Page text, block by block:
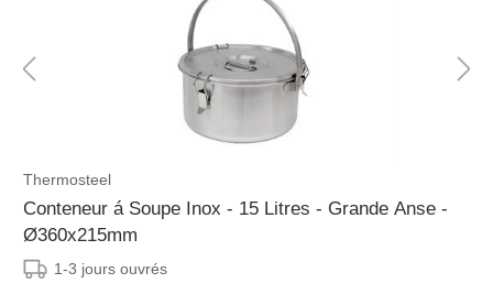
Thermosteel
Conteneur á Soupe Inox - 15 Litres - Grande Anse -
Ø360x215mm
1-3 jours ouvrés